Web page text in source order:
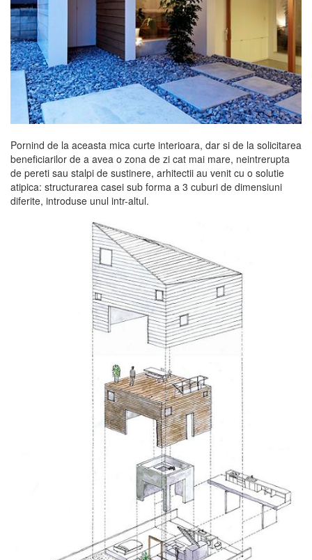
Pornind de la aceasta mica curte interioara, dar si de la solicitarea
beneficiarilor de a avea o zona de zi cat mai mare, neintrerupta
de pereti sau stalpi de sustinere, arhitectii au venit cu o solutie
atipica: structurarea casei sub forma a 3 cuburi de dimensiuni
diferite, introduse unul intr-altul.